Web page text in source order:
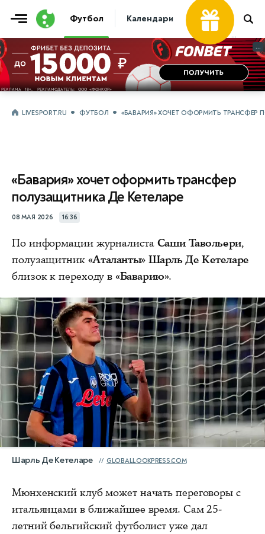
Футбол Календари Таблицы Матчи
...
...
LIVESPORT.RU ФУТБОЛ «БАВАРИЯ» ХОЧЕТ ОФОРМИТЬ ТРАНСФЕР
«Бавария» хочет оформить трансфер
полузащитника Де Кетеларе
08 МАЯ 2026 16:36
По информации журналиста Саши Тавольери,
полузащитник «Аталанты» Шарль Де Кетеларе
близок к переходу в «Баварию».
Шарль Де Кетеларе GLOBALLOOKPRESS.COM
Мюнхенский клуб может начать переговоры с
итальянцами в ближайшее время. Сам 25-
летний бельгийский футболист уже дал